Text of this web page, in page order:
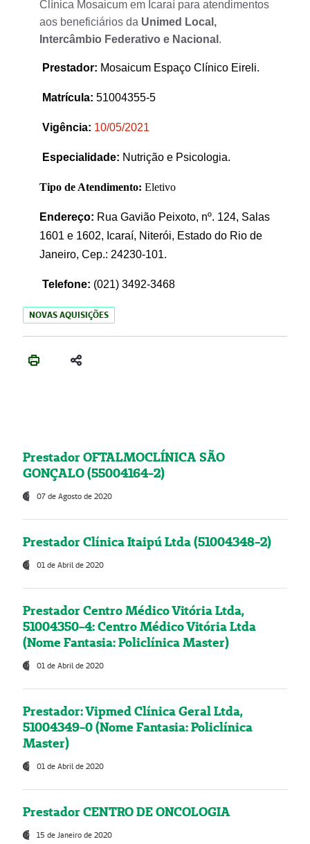
Clínica Mosaicum em Icaraí para atendimentos
aos beneficiários da Unimed Local,
Intercâmbio Federativo e Nacional .
Prestador: Mosaicum Espaço Clínico Eireli.
Matrícula: 51004355-5
Vigência: 10/05/2021
Especialidade: Nutrição e Psicologia.
Tipo de Atendimento: Eletivo
Endereço: Rua Gavião Peixoto, nº. 124, Salas
1601 e 1602, Icaraí, Niterói, Estado do Rio de
Janeiro, Cep.: 24230-101.
Telefone: (021) 3492-3468
NOVAS AQUISIÇÕES
Prestador OFTALMOCLÍNICA SÃO
GONÇALO (55004164-2)
07 de Agosto de 2020
Prestador Clínica Itaipú Ltda (51004348-2)
01 de Abril de 2020
Prestador Centro Médico Vitória Ltda,
51004350-4: Centro Médico Vitória Ltda
(Nome Fantasia: Policlínica Master)
01 de Abril de 2020
Prestador: Vipmed Clínica Geral Ltda,
51004349-0 (Nome Fantasia: Policlínica
Master)
01 de Abril de 2020
Prestador CENTRO DE ONCOLOGIA
15 de Janeiro de 2020